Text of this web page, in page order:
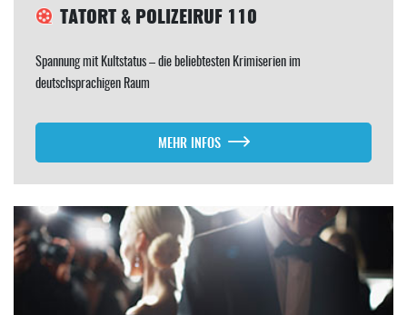
TATORT & POLIZEIRUF 110
Spannung mit Kultstatus – die beliebtesten Krimiserien im
deutschsprachigen Raum
MEHR INFOS